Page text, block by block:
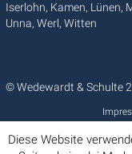
Iserlohn, Kamen, Lünen,
Unna, Werl, Witten
© Wedewardt & Schulte
Diese Website